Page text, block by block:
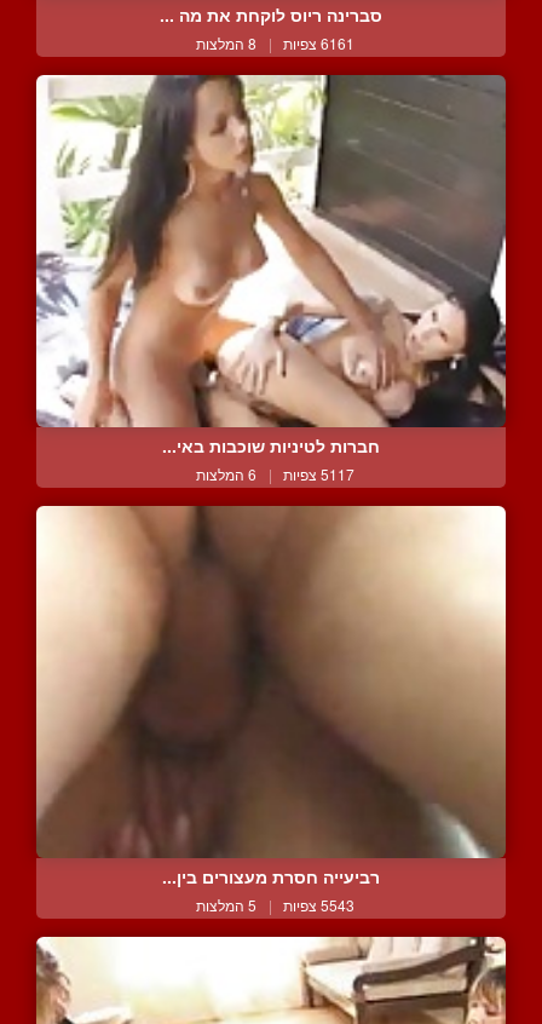
סברינה ריוס לוקחת את מה ...
6161 צפיות | 8 המלצות
חברות לטיניות שוכבות באי...
5117 צפיות | 6 המלצות
רביעייה חסרת מעצורים בין...
5543 צפיות | 5 המלצות